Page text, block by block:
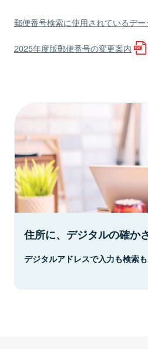
郵便番号検索に使用されているデー
2025年度版郵便番号の変更案内
住所に、デジタルの確か
デジタルアドレスで入力も検索も